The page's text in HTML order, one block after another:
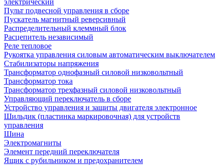
электрический
Пульт подвесной управления в сборе
Пускатель магнитный реверсивный
Распределительный клеммный блок
Расцепитель независимый
Реле тепловое
Рукоятка управления силовым автоматическим выключателем
Стабилизаторы напряжения
Трансформатор однофазный силовой низковольтный
Трансформатор тока
Трансформатор трехфазный силовой низковольтный
Управляющий переключатель в сборе
Устройство управления и защиты двигателя электронное
Шильдик (пластинка маркировочная) для устройств
управления
Шина
Электромагниты
Элемент передний переключателя
Ящик с рубильником и предохранителем